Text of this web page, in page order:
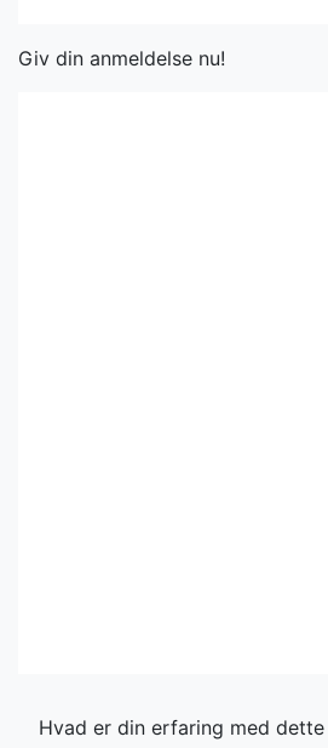
Giv din anmeldelse nu!
Hvad er din erfaring med